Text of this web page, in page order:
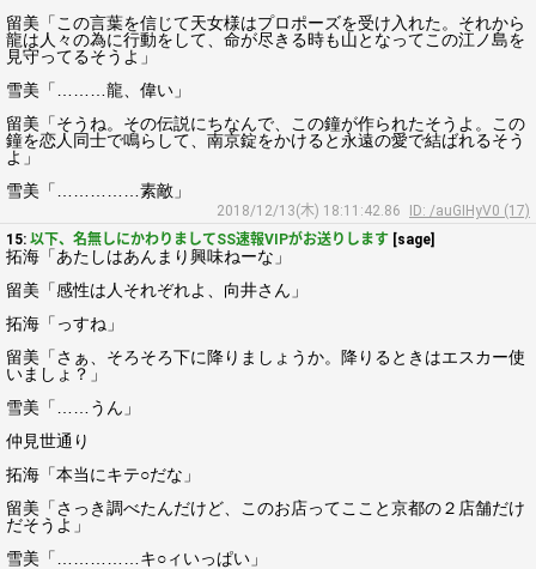
留美「この言葉を信じて天女様はプロポーズを受け入れた。それから
龍は人々の為に行動をして、命が尽きる時も山となってこの江ノ島を
見守ってるそうよ」
雪美「………龍、偉い」
留美「そうね。その伝説にちなんで、この鐘が作られたそうよ。この
鐘を恋人同士で鳴らして、南京錠をかけると永遠の愛で結ばれるそう
よ」
雪美「……………素敵」
2018/12/13(木) 18:11:42.86
ID: /auGIHyV0 (17)
15: 以下、名無しにかわりましてSS速報VIPがお送りします [sage]
拓海「あたしはあんまり興味ねーな」
留美「感性は人それぞれよ、向井さん」
拓海「っすね」
留美「さぁ、そろそろ下に降りましょうか。降りるときはエスカー使
いましょ？」
雪美「……うん」
仲見世通り
拓海「本当にキテ○だな」
留美「さっき調べたんだけど、このお店ってここと京都の２店舗だけ
だそうよ」
雪美「……………キ○ィいっぱい」